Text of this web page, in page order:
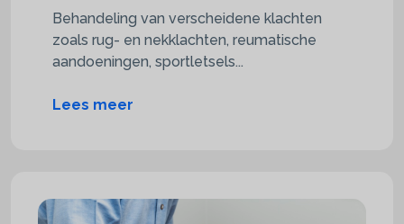
Behandeling van verscheidene klachten
zoals rug- en nekklachten, reumatische
aandoeningen, sportletsels...
Lees meer